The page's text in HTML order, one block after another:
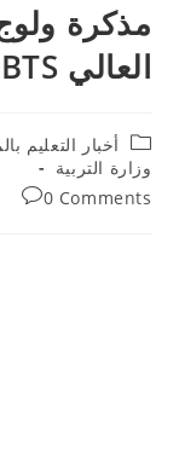
مذكرة
العالي BTS موسم 2019/2020
Post
category:
أخبار التعليم
وزارة التربية
Post
0 Comments